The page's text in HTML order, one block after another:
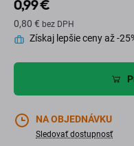
0,99 €
0,80 € bez DPH
Získaj lepšie ceny až -
NA OBJEDNÁVKU
Sledovať dostupnosť